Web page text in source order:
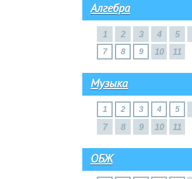
Алгебра
1 2 3 4 5
7 8 9 10 11
Музыка
1 2 3 4 5
7
8 9 10 11
ОБЖ